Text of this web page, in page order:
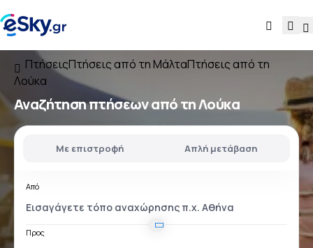
ΠτήσειςΠτήσεις από τη ΜάλταΠτήσεις από τη
Λούκα
Αναζήτηση πτήσεωναπό τη Λούκα
Με επιστροφή Απλή μετάβαση
Από
Προς